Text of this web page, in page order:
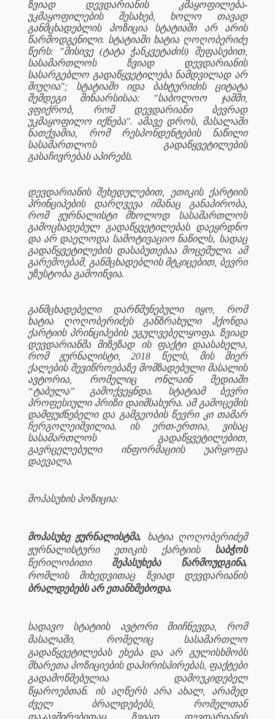
ზვიად დევდარიანის კმაყოფილება-
უკმაყოფილების შესახებ, ხოლო თავად
განმცხადებლის პოზიცია სტატიაში არ არის
წარმოდგენილი. სტატიაში ხატია ღოღობერიძე
წერს: "მისივე (ტატა ჭანკვეტაძის) შეფასებით,
სასამართლოს ზვიად დევდარიანის
სასარგებლო გადაწყვეტილება ნამდვილად არ
მიუღია"; სტატიაში იდა ბახტურიძის ციტატა
შემდეგი შინაარსისაა: "საბოლოო ჯამში,
ვფიქრობ, რომ დევდარიანი ბევრად
უკმაყოფილო იქნება". ამავე დროს, მასალაში
ნათქვამია, რომ რესპონდენტების ნაწილი
სასამართლოს გადაწყვეტილების
გასაჩივრებას აპირებს.
დევდარიანის შეხედულებით, ეთიკის ქარტიის
პრინციპების დარღვევა იმანაც განაპირობა,
რომ ჟურნალისტი მხოლოდ სასამართლოს
გამოცხადებულ გადაწყვეტილებას დაეყრდნო
და არ დაელოდა სამოტივაციო ნაწილს, სადაც
გადაწყვეტილების დასაბუთებაა მოცემული. ამ
გარემოებამ, განმცხადებლის მტკიცებით, ბევრი
უზუსტობა გამოიწვია.
განმცხადებელი დარწმუნებული იყო, რომ
ხატია ღოღობერიძეს განზრახული ჰქონდა
ქარტიის პრინციპების უგულვებელყოფა. ზვიად
დევდარიანმა მიზეზად ის ფაქტი დაასახელა,
რომ ჟურნალისტი, 2018 წელს, მის მიერ
ქალების შევიწროებაზე მომზადებული მასალის
ავტორია, რომელიც ონლაინ მედიაში
“ტაბულა” გამოქვეყნდა. სტატიამ ბევრი
პროფესიული პრიზი დაიმსახურა. ამ გამოცემის
დამფუძნებელი და გამგეობის წევრი კი თამარ
ჩერგოლეიშვილია. ის ერთ-ერთია, ვისაც
სასამართლოს გადაწყვეტილებით,
გავრცელებული ინფორმაციის უარყოფა
დაევალა.
მოპასუხის პოზიცია:
მოპასუხე ჟურნალისტმა,
ხატია ღოღობერიძემ
ჟურნალისტური ეთიკის ქარტიის საბჭოს
წერილობითი შეპასუხება წარმოუდგინა,
რომლის მიხედვითაც ზვიად დევდარიანის
ბრალდებებს არ ეთანხმებოდა.
სადავო სტატიის ავტორი მიიჩნევდა, რომ
მასალაში, რომელიც სასამართლო
გადაწყვეტილებას ეხება და არ გულისხმობს
მხარეთა პოზიციების დაპირისპირებას, ფაქტები
გადამოწმებულია დამოუკიდებელ
წყაროებთან. ის აღწერს არა ახალ, არამედ
ძველ ბრალდებებს, რომელთან
დაკავშირებითაც ზვიად დევდარიანის